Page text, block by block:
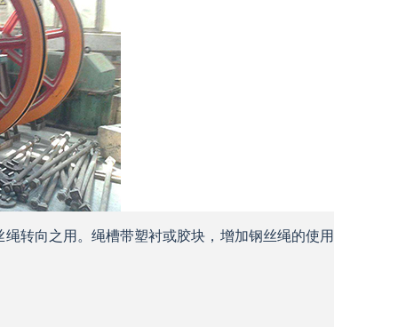
转向之用。绳槽带塑衬或胶块，增加钢丝绳的使用